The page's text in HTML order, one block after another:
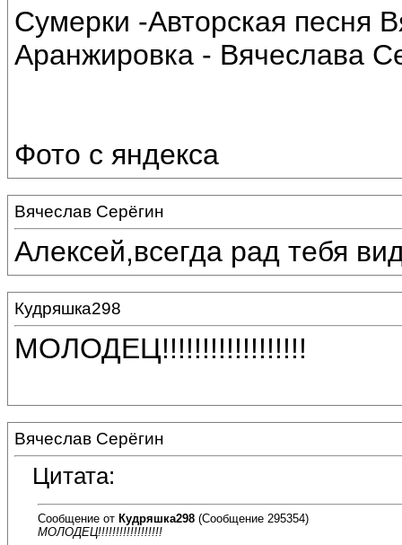
Сумерки -Авторская песня
Аранжировка - Вячеслава
Фото с яндекса
Вячеслав Серёгин
Алексей,всегда рад тебя
Кудряшка298
МОЛОДЕЦ!!!!!!!!!!!!!!!!!!
Вячеслав Серёгин
Цитата:
Сообщение от Кудряшка298 (Сообщение 295354)
МОЛОДЕЦ!!!!!!!!!!!!!!!!!!